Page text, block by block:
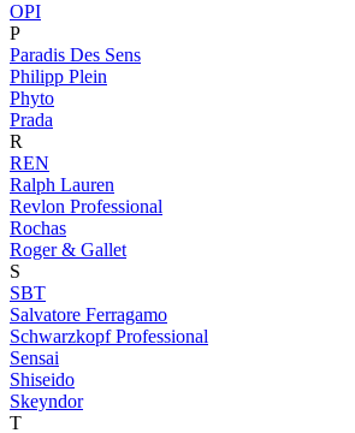
OPI
P
Paradis Des Sens
Philipp Plein
Phyto
Prada
R
REN
Ralph Lauren
Revlon Professional
Rochas
Roger & Gallet
S
SBT
Salvatore Ferragamo
Schwarzkopf Professional
Sensai
Shiseido
Skeyndor
T